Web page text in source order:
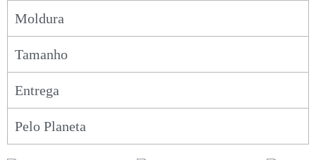
Moldura
Tamanho
Entrega
Pelo Planeta